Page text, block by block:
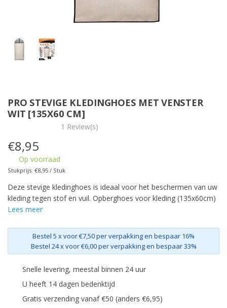
PRO STEVIGE KLEDINGHOES MET VENSTER
WIT [135X60 CM]
1 Review(s)
€8,95
Op voorraad
Stukprijs: €8,95 / Stuk
Deze stevige kledinghoes is ideaal voor het beschermen van uw
kleding tegen stof en vuil. Opberghoes voor kleding (135x60cm)
Lees meer
Bestel 5 x voor €7,50 per verpakking en bespaar 16%
Bestel 24 x voor €6,00 per verpakking en bespaar 33%
Snelle levering, meestal binnen 24 uur
U heeft 14 dagen bedenktijd
Gratis verzending vanaf €50 (anders €6,95)